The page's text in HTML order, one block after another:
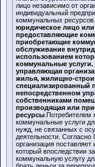
лицо независимо от
индивидуальный
коммунальных ресурсов.
юридическое лицо
предоставляющие
приобретающие
обслуживание
использованием
коммунальные
управляющая
жилья, жилищно-
специализированный
непосредственном
собственниками
производящая или
ресурсы .Потребителем
коммунальные услуги
нужд, не связанных с
деятельности.
организация
который впоследствии
коммунальную услугу